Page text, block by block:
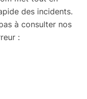
des incidents.
à consulter nos
: